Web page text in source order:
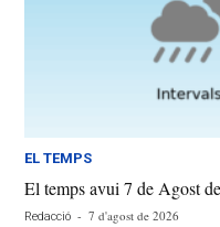
EL TEMPS
El temps avui 7 de Agost
Redacció - 7 d'agost de 2026